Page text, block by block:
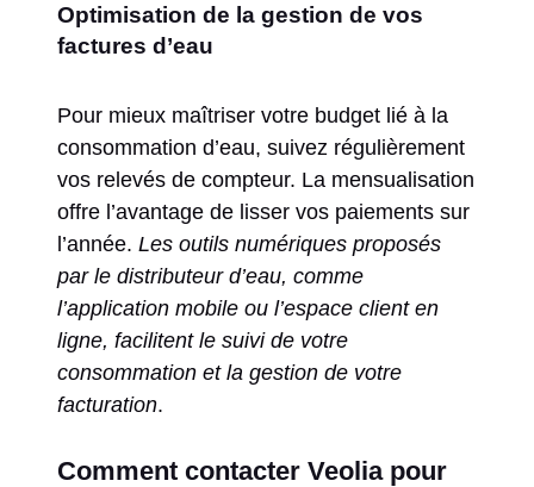
Optimisation de la gestion de vos
factures d’eau
Pour mieux maîtriser votre budget lié à la
consommation d’eau, suivez régulièrement
vos relevés de compteur. La mensualisation
offre l’avantage de lisser vos paiements sur
l’année. Les outils numériques proposés
par le distributeur d’eau, comme
l’application mobile ou l’espace client en
ligne, facilitent le suivi de votre
consommation et la gestion de votre
facturation.
Comment contacter Veolia pour